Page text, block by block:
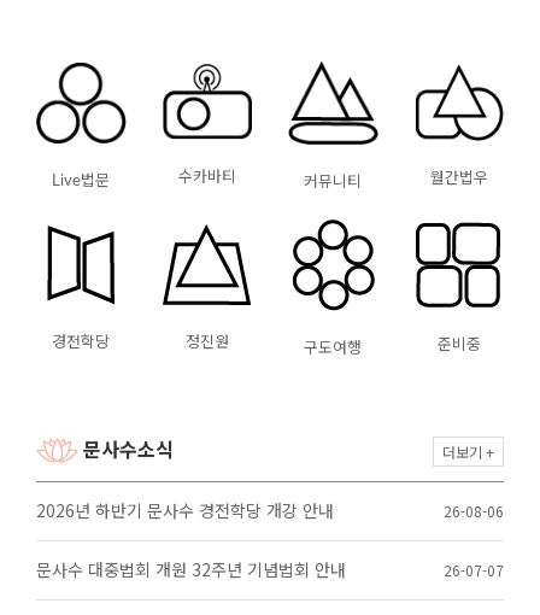
Live법문 수카바티 커뮤니티 월간법우
경전학당 정진원 구도여행 준비중
문사수소식 더보기 +
2026년 하반기 문사수 경전학당 개강 안내 26-08-06
문사수 대중법회 개원 32주년 기념법회 안내 26-07-07